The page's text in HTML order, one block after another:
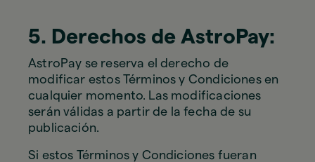
5. Derechos de AstroPay:
AstroPay se reserva el derecho de
modificar estos Términos y Condiciones en
cualquier momento. Las modificaciones
serán válidas a partir de la fecha de su
publicación.
Si estos Términos y Condiciones fueran